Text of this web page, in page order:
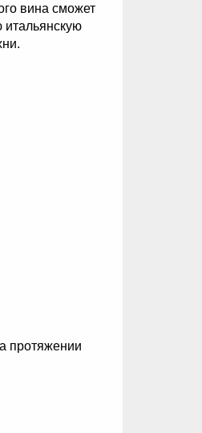
вина сможет
итальянскую
протяжении